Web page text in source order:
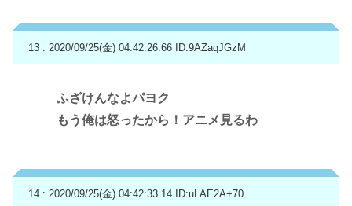
13 : 2020/09/25(金) 04:42:26.66 ID:9AZaqJGzM
ふざけんなよパヨク
もう俺は怒ったから！アニメ見るわ
14 : 2020/09/25(金) 04:42:33.14 ID:uLAE2A+70